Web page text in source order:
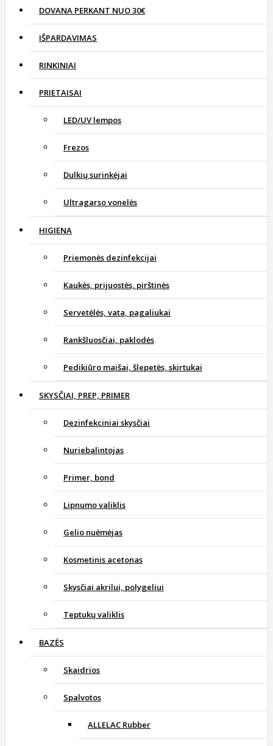
DOVANA PERKANT NUO 30€
IŠPARDAVIMAS
RINKINIAI
PRIETAISAI
LED/UV lempos
Frezos
Dulkių surinkėjai
Ultragarso vonelės
HIGIENA
Priemonės dezinfekcijai
Kaukės, prijuostės, pirštinės
Servetėlės, vata, pagaliukai
Rankšluosčiai, paklodės
Pedikiūro maišai, šlepetės, skirtukai
SKYSČIAI, PREP, PRIMER
Dezinfekciniai skysčiai
Nuriebalintojas
Primer, bond
Lipnumo valiklis
Gelio nuėmėjas
Kosmetinis acetonas
Skysčiai akrilui, polygeliui
Teptukų valiklis
BAZĖS
Skaidrios
Spalvotos
ALLELAC Rubber